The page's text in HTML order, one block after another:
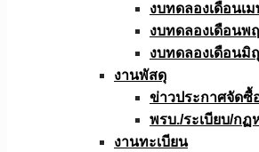
งบทดลองเดือนเ
งบทดลองเดือนพ
งบทดลองเดือนมิ
งานพัสดุ
ข่าวประกาศจัดซื้
พรบ./ระเบียบ/กฏ
งานทะเบียน